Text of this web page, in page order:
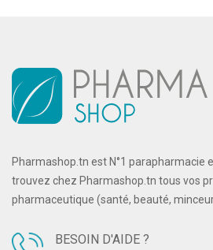
Pharmashop.tn est N°1 parapharmacie
trouvez chez Pharmashop.tn tous vos
pharmaceutique (santé, beauté,
BESOIN D'AIDE ?